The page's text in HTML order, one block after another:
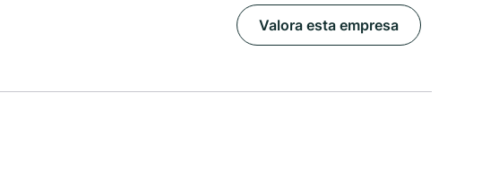
Valora esta empresa